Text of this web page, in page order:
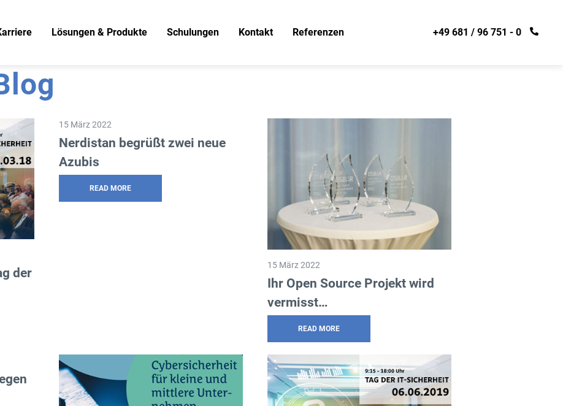
Lösungen & Produkte
Virtualisierung
Storage
Mail & Kollaboration
Virenschutz
Schulungen
LPIC 1 – Prüfungsvorbereitungskurs
Kontakt Referenzen
Kurzreferenz SIKB
Kurzreferenz Treofan
+49 681 / 96 751 - 0
der
15 März 2022
Nerdistan begrüßt zwei neue
Azubis
READ MORE
15 März 2022
Ihr Open Source Projekt wird
vermisst…
READ MORE